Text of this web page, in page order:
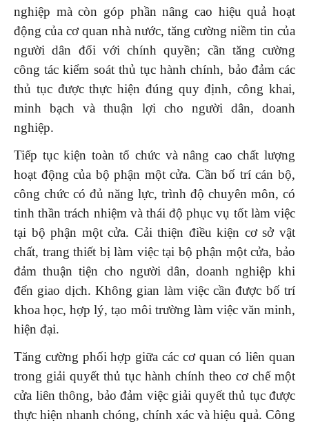
nghiệp mà còn góp phần nâng cao hiệu quả hoạt
động của cơ quan nhà nước, tăng cường niềm tin của
người dân đối với chính quyền; cần tăng cường
công tác kiểm soát thủ tục hành chính, bảo đảm các
thủ tục được thực hiện đúng quy định, công khai,
minh bạch và thuận lợi cho người dân, doanh
nghiệp.
Tiếp tục kiện toàn tổ chức và nâng cao chất lượng
hoạt động của bộ phận một cửa. Cần bố trí cán bộ,
công chức có đủ năng lực, trình độ chuyên môn, có
tinh thần trách nhiệm và thái độ phục vụ tốt làm việc
tại bộ phận một cửa. Cải thiện điều kiện cơ sở vật
chất, trang thiết bị làm việc tại bộ phận một cửa, bảo
đảm thuận tiện cho người dân, doanh nghiệp khi
đến giao dịch. Không gian làm việc cần được bố trí
khoa học, hợp lý, tạo môi trường làm việc văn minh,
hiện đại.
Tăng cường phối hợp giữa các cơ quan có liên quan
trong giải quyết thủ tục hành chính theo cơ chế một
cửa liên thông, bảo đảm việc giải quyết thủ tục được
thực hiện nhanh chóng, chính xác và hiệu quả. Công